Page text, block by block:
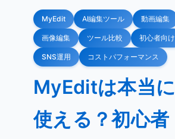
MyEdit AI編集ツール 動画編集
画像編集 ツール比較 初心者向け
SNS運用 コストパフォーマンス
MyEditは本当に
使える？初心者